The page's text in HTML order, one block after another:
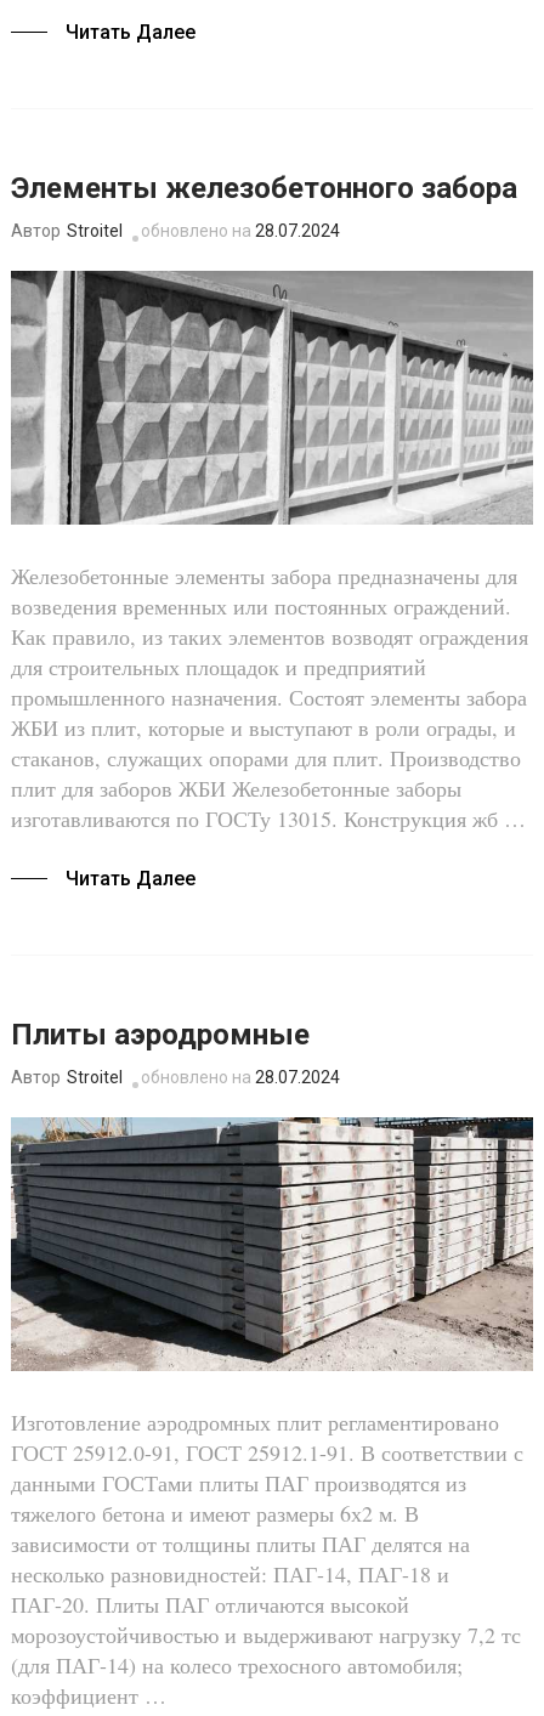
Читать Далее
Элементы железобетонного забора
Автор Stroitel обновлено на 28.07.2024
Железобетонные элементы забора предназначены для
возведения временных или постоянных ограждений.
Как правило, из таких элементов возводят ограждения
для строительных площадок и предприятий
промышленного назначения. Состоят элементы забора
ЖБИ из плит, которые и выступают в роли ограды, и
стаканов, служащих опорами для плит. Производство
плит для заборов ЖБИ Железобетонные заборы
изготавливаются по ГОСТу 13015. Конструкция жб …
Читать Далее
Плиты аэродромные
Автор Stroitel обновлено на 28.07.2024
Изготовление аэродромных плит регламентировано
ГОСТ 25912.0-91, ГОСТ 25912.1-91. В соответствии с
данными ГОСТами плиты ПАГ производятся из
тяжелого бетона и имеют размеры 6х2 м. В
зависимости от толщины плиты ПАГ делятся на
несколько разновидностей: ПАГ-14, ПАГ-18 и
ПАГ-20. Плиты ПАГ отличаются высокой
морозоустойчивостью и выдерживают нагрузку 7,2 тс
(для ПАГ-14) на колесо трехосного автомобиля;
коэффициент …